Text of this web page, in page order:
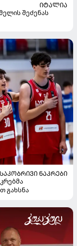
ᲘᲢᲐᲚᲘᲐ
შეძენას
ᲜᲐᲙᲠᲔᲑᲘ
გახსნა